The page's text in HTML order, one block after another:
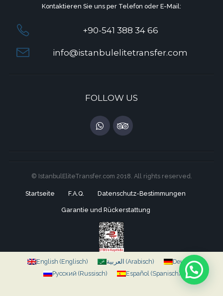
Kontaktieren Sie uns per Telefon oder E-Mail:
+90-541 388 34 66
info@istanbulelitetransfer.com
FOLLOW US
© IstanbulEliteTransfer.com 2018. All rights reserved.
Startseite F.A.Q. Datenschutz-Bestimmungen
Garantie und Rückerstattung
English (Englisch) العربية (Arabisch)
Deutsch
Русский (Russisch) Español (Spanisch)